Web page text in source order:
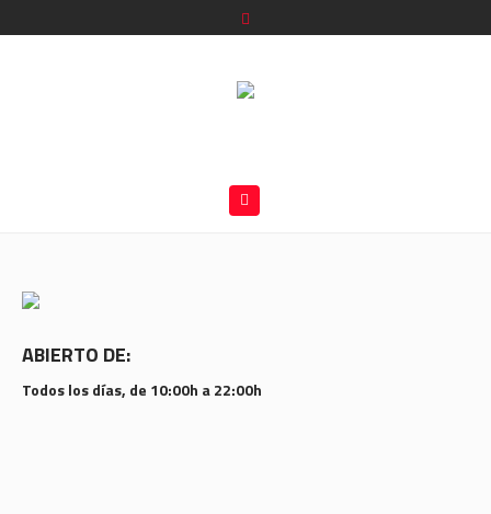
ABIERTO DE:
Todos los días, de 10:00h a 22:00h